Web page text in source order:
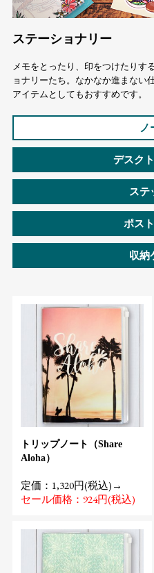
ステーショナリー
メモをとったり、印をつけたりす
ョナリーたち。なかなか進まない
アイテムとしてもおすすめです。
ノ
デスク
ステ
ポス
収納
トリップノート（Share
Aloha）
定価：1,320円(税込)→
セール価格：924円(税込)